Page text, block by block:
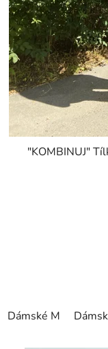
"KOMBINUJ"
Dámské M